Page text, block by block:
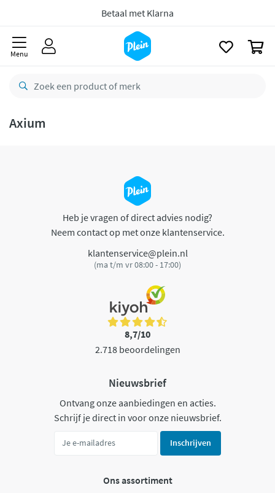
Betaal met Klarna
Menu
Axium
Heb je vragen of direct advies nodig?
Neem contact op met onze klantenservice.
klantenservice@plein.nl
(ma t/m vr 08:00 - 17:00)
8,7/10
2.718 beoordelingen
Nieuwsbrief
Ontvang onze aanbiedingen en acties.
Schrijf je direct in voor onze nieuwsbrief.
Inschrijven
Ons assortiment